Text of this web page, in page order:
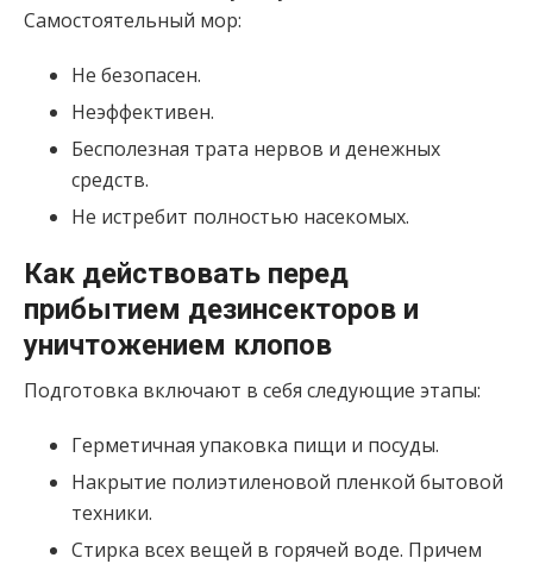
Самостоятельный мор:
Не безопасен.
Неэффективен.
Бесполезная трата нервов и денежных
средств.
Не истребит полностью насекомых.
Как действовать перед
прибытием дезинсекторов и
уничтожением клопов
Подготовка включают в себя следующие этапы:
Герметичная упаковка пищи и посуды.
Накрытие полиэтиленовой пленкой бытовой
техники.
Стирка всех вещей в горячей воде. Причем